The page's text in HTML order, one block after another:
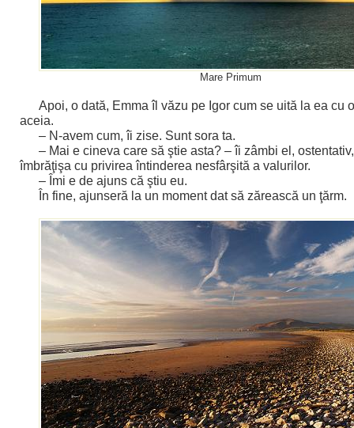
Mare Primum
Apoi, o dată, Emma îl văzu pe Igor cum se uită la ea cu
aceia.
– N-avem cum, îi zise. Sunt sora ta.
– Mai e cineva care să ştie asta? – îi zâmbi el,
îmbrăţişa cu privirea întinderea nesfârşită a valurilor.
– Îmi e de ajuns că ştiu eu.
În fine, ajunseră la un moment dat să zărească un ţărm.